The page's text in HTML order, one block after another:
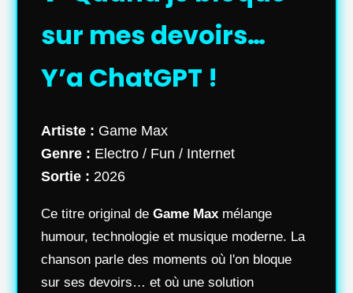
sur mes devoirs…
Y’a ChatGPT !
Artiste : Game Max
Genre : Electro / Fun / Internet
Sortie : 2026
Ce titre original de Game Max mélange
humour, technologie et musique moderne. La
chanson parle des moments où l'on bloque
sur ses devoirs… et où une solution